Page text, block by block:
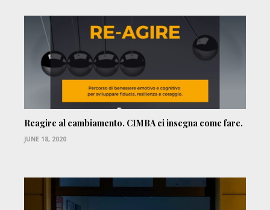
Reagire al cambiamento. CIMBA ci insegna come fare.
JUNE 18, 2020